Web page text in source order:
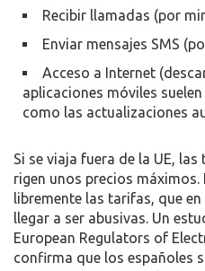
Recibir llamadas (por
Enviar mensajes SMS
Acceso a Internet
aplicaciones móviles
como las actualizaciones
Si se viaja fuera de la UE,
rigen unos precios
libremente las tarifas, que
llegar a ser abusivas. Un
European Regulators of
confirma que los españoles